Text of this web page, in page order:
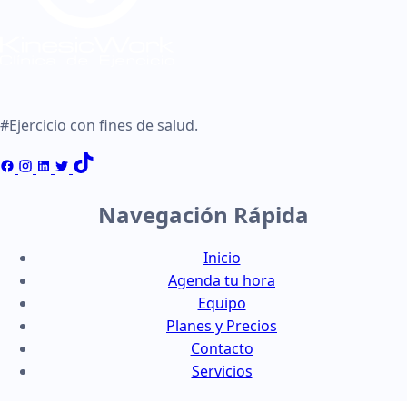
#Ejercicio con fines de salud.
Navegación Rápida
Inicio
Agenda tu hora
Equipo
Planes y Precios
Contacto
Servicios